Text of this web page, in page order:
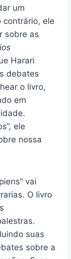
um
contrário, ele
sobre as
Harari
debates
o livro,
em
ele
nossa
vai
O livro
suas
sobre a